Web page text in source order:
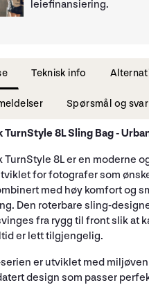
leiefinansiering.
Teknisk info
Spørsmål og svar
TurnStyle 8L Sling Bag -
TurnStyle 8L er en moderne
for fotografer som
med høy komfort og
Den roterbare sling-
fra rygg til front slik at
er lett tilgjengelig.
er utviklet med
design som passer